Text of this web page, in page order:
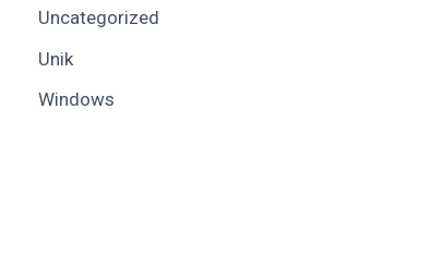
Uncategorized
Unik
Windows